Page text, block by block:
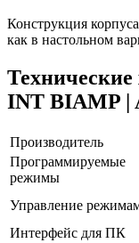
Конструкция
как в настольном
Технические
INT BIAMP |
Производитель
Программируемые
режимы
Управление
Интерфейс для ПК